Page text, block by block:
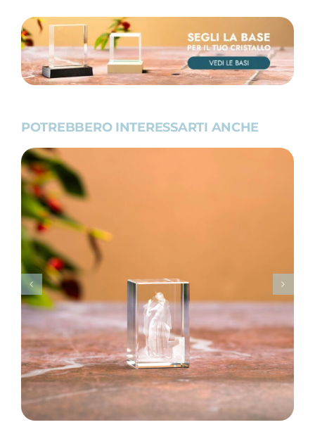
Dama
Ermellino
quantità
POTREBBERO INTERESSARTI ANCHE